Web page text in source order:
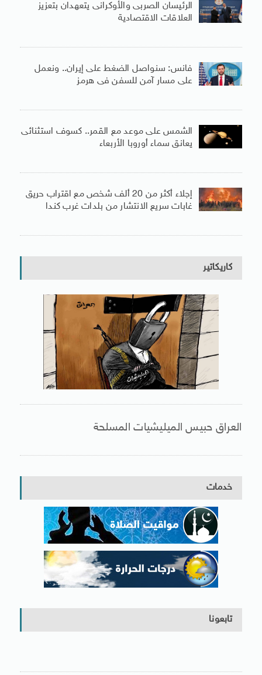
الرئيسان الصربى والأوكرانى يتعهدان بتعزيز
العلاقات الاقتصادية
فانس: سنواصل الضغط على إيران.. ونعمل
على مسار آمن للسفن فى هرمز
الشمس على موعد مع القمر.. كسوف استثنائى
يعانق سماء أوروبا الأربعاء
إجلاء أكثر من 20 ألف شخص مع اقتراب حريق
غابات سريع الانتشار من بلدات غرب كندا
كاريكاتير
العراق حبيس الميليشيات المسلحة
خدمات
تابعونا